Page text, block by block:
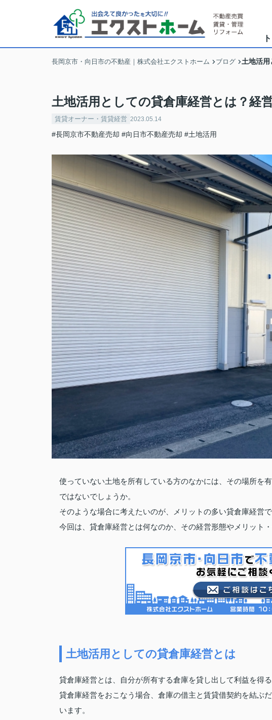
長岡京市・向日市の不動産｜株式会社エクストホーム ブログ 土地活
土地活用としての貸倉庫経営とは？経
賃貸オーナー・賃貸経営 2023.05.14
#長岡京市不動産売却 #向日市不動産売却 #土地活用
使っていない土地を所有している方のなかには、その場所を
ではないでしょうか。
そのような場合に考えたいのが、メリットの多い貸倉庫経営で
今回は、貸倉庫経営とは何なのか、その経営形態やメリット
土地活用としての貸倉庫経営とは
貸倉庫経営とは、自分が所有する倉庫を貸し出して利益を得
貸倉庫経営をおこなう場合、倉庫の借主と賃貸借契約を結ぶ
います。